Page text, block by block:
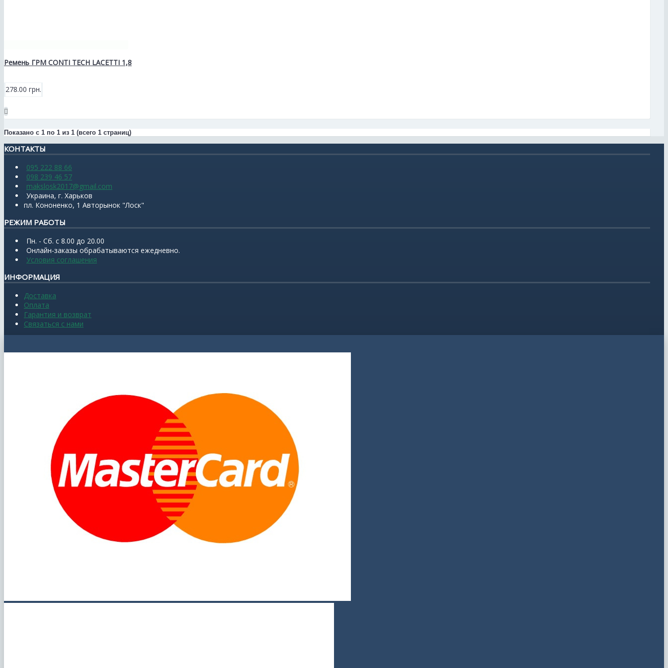
Ремень ГРМ CONTI TECH LACETTI 1,8
278.00 грн.
Показано с 1 по 1 из 1 (всего 1 страниц)
КОНТАКТЫ
095 222 88 66
098 239 46 57
makslosk2017@gmail.com
Украина, г. Харьков
пл. Кононенко, 1 Авторынок "Лоск"
РЕЖИМ РАБОТЫ
Пн. - Сб. с 8.00 до 20.00
Онлайн-заказы обрабатываются ежедневно.
Условия соглашения
ИНФОРМАЦИЯ
Доставка
Оплата
Гарантия и возврат
Связаться с нами